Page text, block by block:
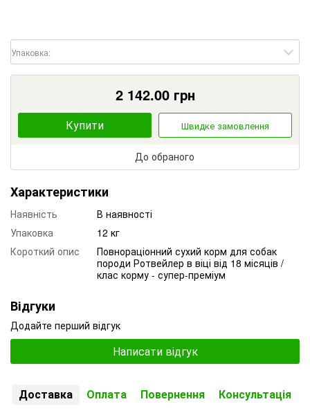
Упаковка:
2 142.00грн
Купити Швидке замовлення
До обраного
Характеристики
Наявність
В наявності
Упаковка
12 кг
Короткий опис
Повнораціонний сухий корм для собак
породи Ротвейлер в віці від 18 місяців /
клас корму - супер-преміум
Відгуки
Додайте перший відгук
Написати відгук
Доставка Оплата Повернення Консультація